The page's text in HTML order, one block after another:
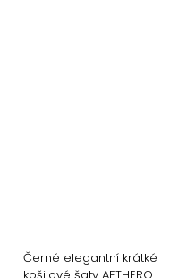
Černé elegantní krátké